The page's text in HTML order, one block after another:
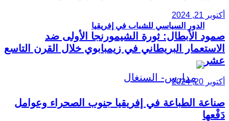
الدور السياسي للشباب في إفريقيا
أكتوبر 21, 2024
صمود الأبطال: ثورة الشيمورنجا الأولى ضد
الاستعمار البريطاني في زيمبابوي خلال القرن التاسع
عشر
أكتوبر 20, 2024
صناعة الطباعة في إفريقيا جنوب الصحراء وعوامل
دَفْعها